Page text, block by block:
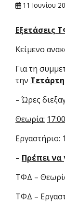
11 Ιουνίου
Εξετάσεις
Κείμενο
Για τη
την
– Ώρες
Θεωρία:
Εργαστήριο:
– Πρέπει να
ΤΦΔ –
ΤΦΔ –